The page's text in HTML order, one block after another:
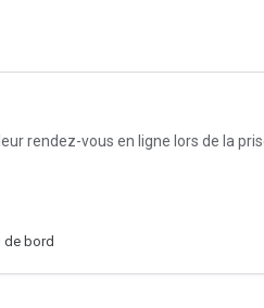
rendez-vous en ligne lors de la
de bord